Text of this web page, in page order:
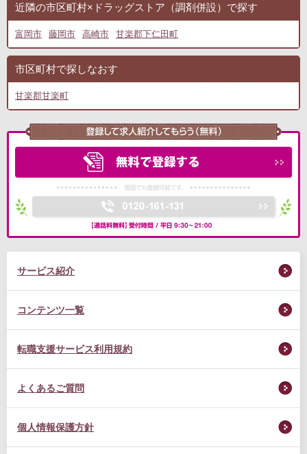
近隣の市区町村×ドラッグストア（調剤併設）で探す
富岡市 藤岡市 高崎市 甘楽郡下仁田町
市区町村で探しなおす
甘楽郡甘楽町
サービス紹介
コンテンツ一覧
転職支援サービス利用規約
よくあるご質問
個人情報保護方針